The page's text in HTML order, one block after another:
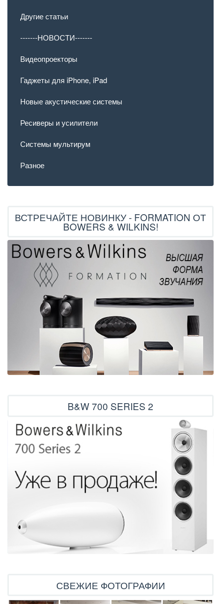
Другие статьи
-------НОВОСТИ-------
Видеопроекторы
Гаджеты для iPhone, iPad
Новые акустические системы
Ресиверы и усилители
Системы мультирум
Разное
ВСТРЕЧАЙТЕ НОВИНКУ - FORMATION ОТ
BOWERS & WILKINS!
B&W 700 SERIES 2
СВЕЖИЕ ФОТОГРАФИИ